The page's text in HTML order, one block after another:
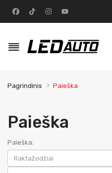
Pagrindinis Paieška
Paieška
Paieška: